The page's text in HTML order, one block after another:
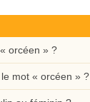
orcéen » ?
mot « orcéen » ?